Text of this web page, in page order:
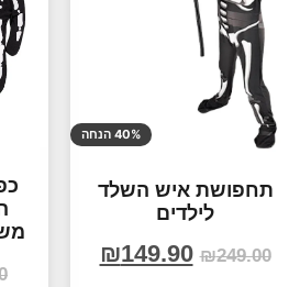
40% הנחה
תחפושת איש השלד
לילדים
₪249.00
₪149.90